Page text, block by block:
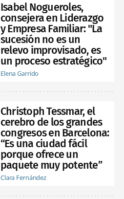
Isabel Nogueroles,
consejera en Liderazgo
y Empresa Familiar: "La
sucesión no es un
relevo improvisado, es
un proceso estratégico"
Elena Garrido
Christoph Tessmar, el
cerebro de los grandes
congresos en Barcelona:
“Es una ciudad fácil
porque ofrece un
paquete muy potente”
Clara Fernández